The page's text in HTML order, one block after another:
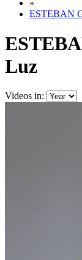
»
ESTEBAN
Luz
Videos in: